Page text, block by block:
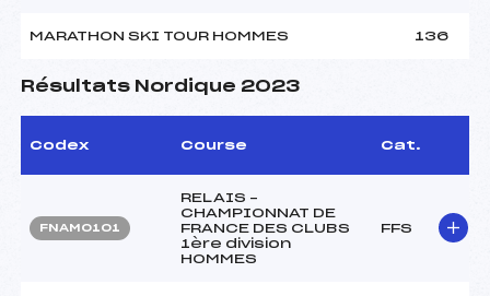
MARATHON SKI TOUR HOMMES 136
Résultats Nordique 2023
Codex Course Cat.
FNAM0101
RELAIS –
CHAMPIONNAT DE
FRANCE DES CLUBS
1ère division
HOMMES
FFS